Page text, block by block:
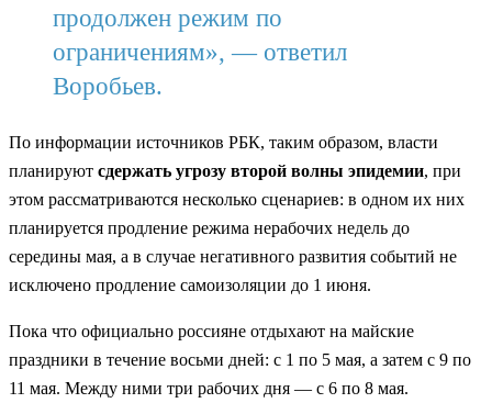
продолжен режим по
ограничениям», — ответил
Воробьев.
По информации источников РБК, таким образом, власти
планируют сдержать угрозу второй волны эпидемии, при
этом рассматриваются несколько сценариев: в одном их них
планируется продление режима нерабочих недель до
середины мая, а в случае негативного развития событий не
исключено продление самоизоляции до 1 июня.
Пока что официально россияне отдыхают на майские
праздники в течение восьми дней: с 1 по 5 мая, а затем с 9 по
11 мая. Между ними три рабочих дня — с 6 по 8 мая.